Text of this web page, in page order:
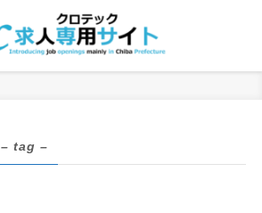
– tag –